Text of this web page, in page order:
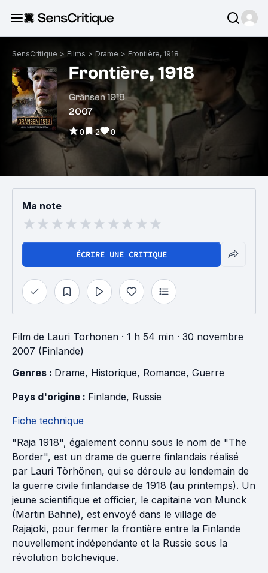
SensCritique > Films > Drame > Frontière, 1918
Frontière, 1918
Gränsen 1918
2007
0 2 0
Ma note
ÉCRIRE UNE CRITIQUE
Film de Lauri Torhonen · 1 h 54 min · 30 novembre
2007 (Finlande)
Genres : Drame, Historique, Romance, Guerre
Pays d'origine : Finlande, Russie
Fiche technique
"Raja 1918", également connu sous le nom de "The
Border", est un drame de guerre finlandais réalisé
par Lauri Törhönen, qui se déroule au lendemain de
la guerre civile finlandaise de 1918 (au printemps). Un
jeune scientifique et officier, le capitaine von Munck
(Martin Bahne), est envoyé dans le village de
Rajajoki, pour fermer la frontière entre la Finlande
nouvellement indépendante et la Russie sous la
révolution bolchevique.